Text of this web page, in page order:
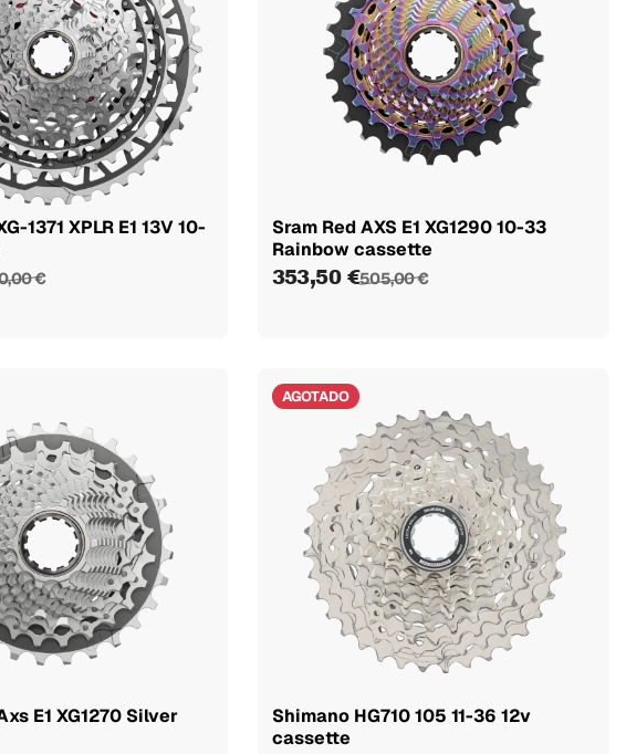
1371 XPLR E1 13V 10-
€
Sram Red AXS E1 XG1290 10-33
Rainbow cassette
353,50 €505,00 €
E1 XG1270 Silver
AGOTADO
Shimano HG710 105 11-36 12v
cassette